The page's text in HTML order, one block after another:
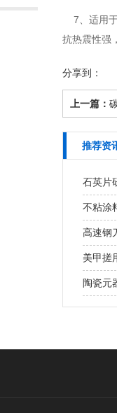
7、适用于
抗热震性强
分享到：
上一篇：
推荐资
石英片
不粘涂
高速钢
美甲搓
陶瓷元